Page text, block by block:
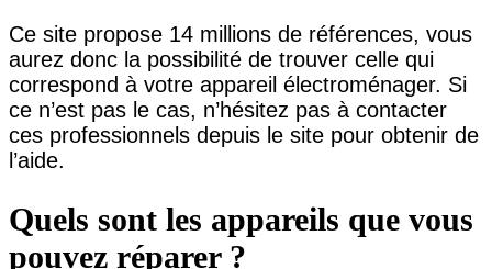
Ce site propose 14 millions de références, vous
aurez donc la possibilité de trouver celle qui
correspond à votre appareil électroménager. Si
ce n’est pas le cas, n’hésitez pas à contacter
ces professionnels depuis le site pour obtenir de
l’aide.
Quels sont les appareils que vous
pouvez réparer ?